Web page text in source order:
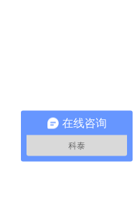
在线咨询
科泰